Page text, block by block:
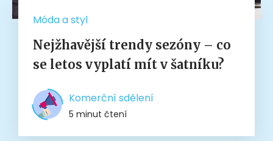
Móda a styl
Nejžhavější trendy sezóny – co
se letos vyplatí mít v šatníku?
Komerční sdělení
5 minut čtení